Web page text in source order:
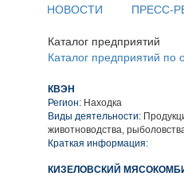
НОВОСТИ ПРЕСС-
Каталог предприятий
Каталог предприятий по
КВЭН
Регион: Находка
Виды деятельности:
животноводства,
Краткая информация:
КИЗЕЛОВСКИЙ